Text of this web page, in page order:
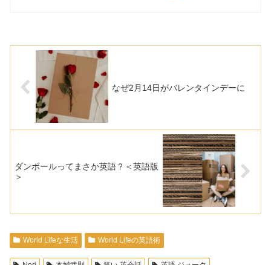
なぜ2月14日がバレンタインデーに
ダンボールってまさか英語？＜英語版
＞
World Lifeな生活 World Lifeの英語術